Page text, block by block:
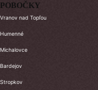
POBOČKY
Vranov nad Topľou
Humenné
Michalovce
Bardejov
Stropkov